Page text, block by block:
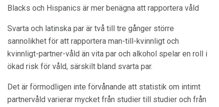
Blacks och Hispanics är mer benägna att rapportera våld
Svarta och latinska par är två till tre gånger större
sannolikhet för att rapportera man-till-kvinnligt och
kvinnligt-partner-våld än vita par och alkohol spelar en roll i
ökad risk för våld, särskilt bland svarta par.
Det är förmodligen inte förvånande att statistik om intimt
partnervåld varierar mycket från studier till studier och från